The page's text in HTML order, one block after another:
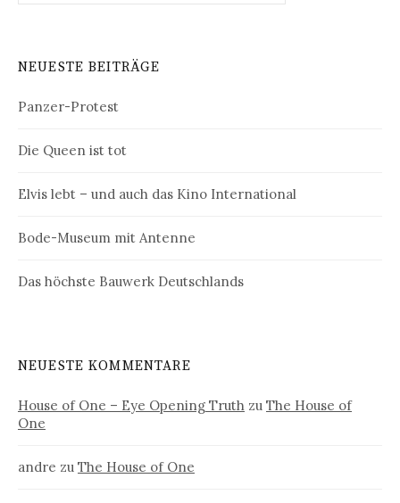
NEUESTE BEITRÄGE
Panzer-Protest
Die Queen ist tot
Elvis lebt – und auch das Kino International
Bode-Museum mit Antenne
Das höchste Bauwerk Deutschlands
NEUESTE KOMMENTARE
House of One – Eye Opening Truth zu The House of
One
andre zu The House of One